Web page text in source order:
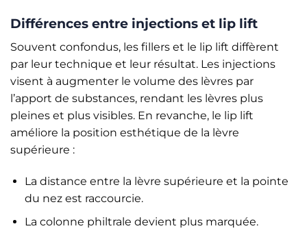
Différences entre injections et lip lift
Souvent confondus, les fillers et le lip lift diffèrent
par leur technique et leur résultat. Les injections
visent à augmenter le volume des lèvres par
l’apport de substances, rendant les lèvres plus
pleines et plus visibles. En revanche, le lip lift
améliore la position esthétique de la lèvre
supérieure :
La distance entre la lèvre supérieure et la pointe
du nez est raccourcie.
La colonne philtrale devient plus marquée.